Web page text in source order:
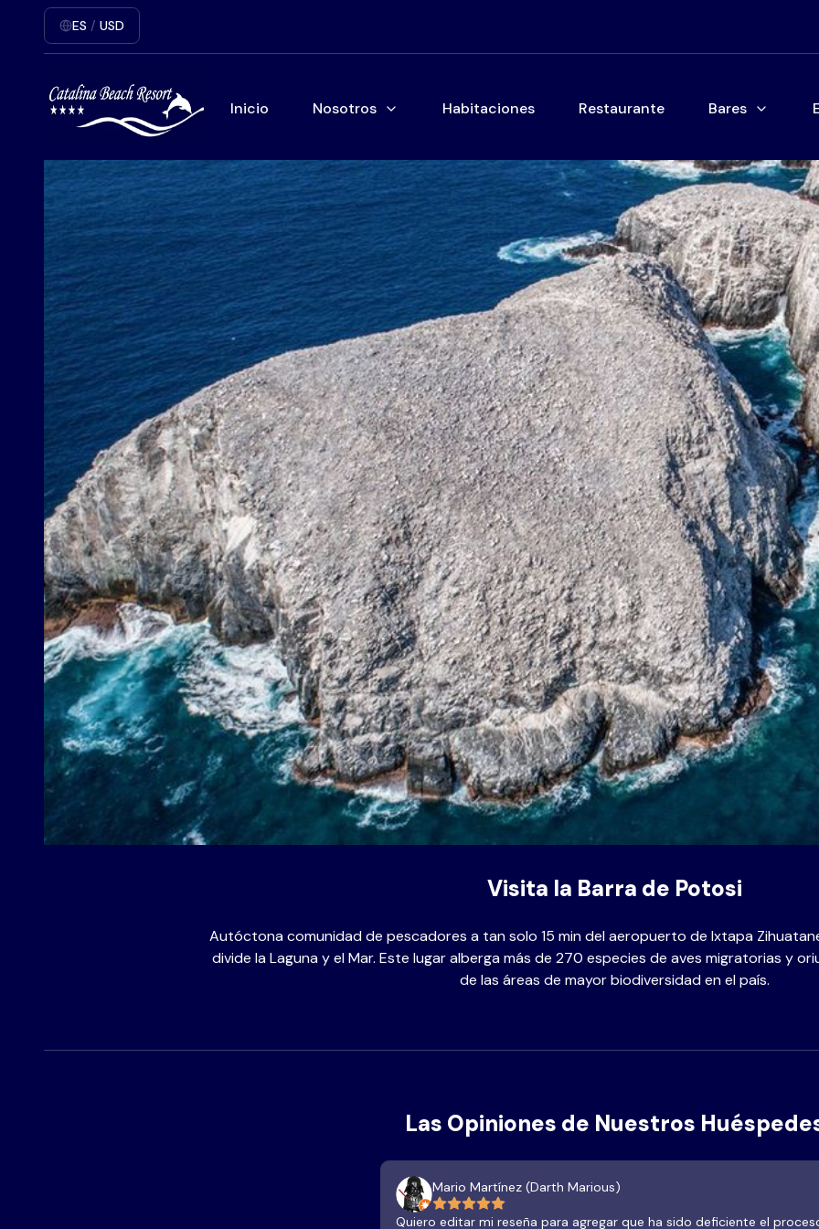
ES / USD
Inicio Nosotros Habitaciones Restaurante Bares
Visita la Barra de Potosi
Autóctona comunidad de pescadores a tan solo 15 min del aeropuerto de Ixtapa
divide la Laguna y el Mar. Este lugar alberga más de 270 especies de aves migratorias y
de las áreas de mayor biodiversidad en el país.
Las Opiniones de Nuestros
Mario Martínez (Darth Marious)
Quiero editar mi reseña para agregar que ha sido deficiente el